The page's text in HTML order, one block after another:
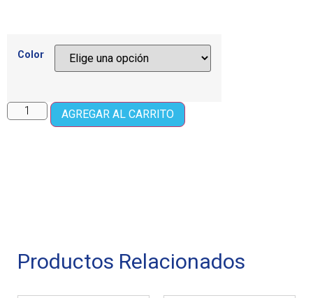
Color
AGREGAR AL CARRITO
Productos Relacionados